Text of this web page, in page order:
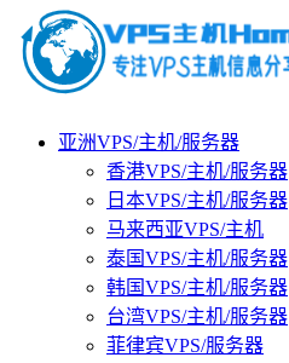
亚洲VPS/主机/服务器
香港VPS/主机/服务器
日本VPS/主机/服务器
马来西亚VPS/主机
泰国VPS/主机/服务器
韩国VPS/主机/服务器
台湾VPS/主机/服务器
菲律宾VPS/服务器